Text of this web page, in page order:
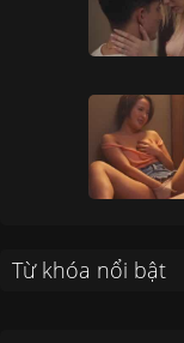
Từ khóa nổi bật